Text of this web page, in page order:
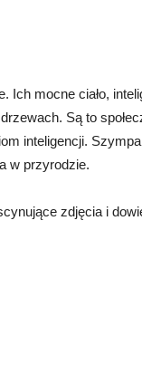
mocne ciało,
Są to
inteligencji.
w przyrodzie.
zdjęcia i